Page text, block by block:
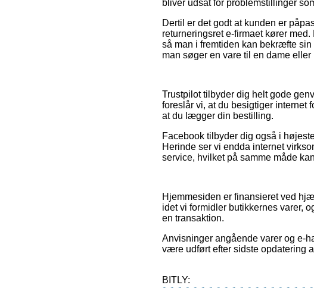
bliver udsat for problemstillinger
Dertil er det godt at kunden er
returneringsret e-firmaet kører
så man i fremtiden kan bekræfte
man søger en vare til en dame eller
Trustpilot tilbyder dig helt gode
foreslår vi, at du besigtiger internet
at du lægger din bestilling.
Facebook tilbyder dig også i
Herinde ser vi endda internet
service, hvilket på samme måde
Hjemmesiden er finansieret ved
idet vi formidler butikkernes varer,
en transaktion.
Anvisninger angående varer og e-
være udført efter sidste opdatering
BITLY: